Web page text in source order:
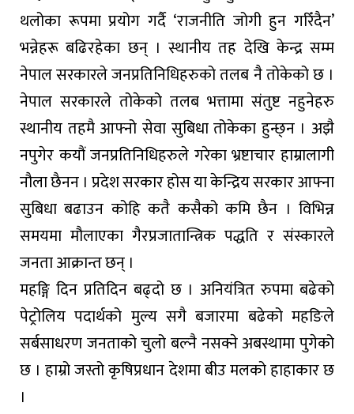
थलोका रूपमा प्रयोग गर्दै ‘राजनीति जोगी हुन गरिँदैन’
भन्नेहरू बढिरहेका छन् । स्थानीय तह देखि केन्द्र सम्म
नेपाल सरकारले जनप्रतिनिधिहरुको तलब नै तोकेको छ ।
नेपाल सरकारले तोकेको तलब भत्तामा संतुष्ट नहुनेहरु
स्थानीय तहमै आफ्नो सेवा सुबिधा तोकेका हुन्छ्न । अझै
नपुगेर कयौं जनप्रतिनिधिहरुले गरेका भ्रष्टाचार हाम्रालागी
नौला छैनन । प्रदेश सरकार होस या केन्द्रिय सरकार आफ्ना
सुबिधा बढाउन कोहि कतै कसैको कमि छैन । विभिन्न
समयमा मौलाएका गैरप्रजातान्त्रिक पद्धति र संस्कारले
जनता आक्रान्त छन् ।
महङ्गि दिन प्रतिदिन बढ्दो छ । अनियंत्रित रुपमा बढेको
पेट्रोलिय पदार्थको मुल्य सगै बजारमा बढेको महङिले
सर्बसाधरण जनताको चुलो बल्नै नसक्ने अबस्थामा पुगेको
छ । हाम्रो जस्तो कृषिप्रधान देशमा बीउ मलको हाहाकार छ
।